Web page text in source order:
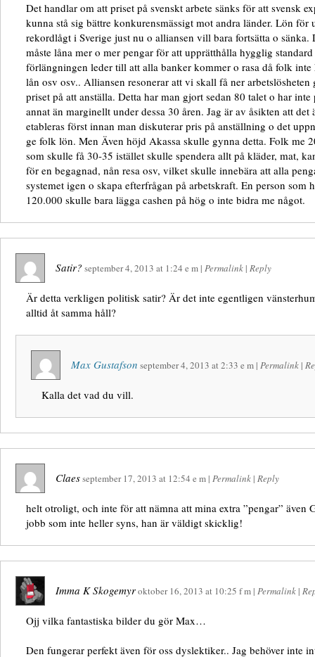
Det handlar om att priset på svenskt arbete sänks för att svensk
kunna stå sig bättre konkurensmässigt mot andra länder. Lön för
rekordlågt i Sverige just nu o alliansen vill bara fortsätta o
måste låna mer o mer pengar för att upprätthålla hygglig
förlängningen leder till att alla banker kommer o rasa då folk inte
lån osv osv.. Alliansen resonerar att vi skall få ner arbetslösheten
priset på att anställa. Detta har man gjort sedan 80 talet o har inte
annat än marginellt under dessa 30 åren. Jag är av åsikten att
etableras först innan man diskuterar pris på anställning o det
ge folk lön. Men Även höjd Akassa skulle gynna detta. Folk me
som skulle få 30-35 istället skulle spendera allt på kläder, mat,
för en begagnad, nån resa osv, vilket skulle innebära att alla
systemet igen o skapa efterfrågan på arbetskraft. En person som
120.000 skulle bara lägga cashen på hög o inte bidra me något.
Satir? september 4, 2013 at 1:24 e m | Permalink | Reply
Är detta verkligen politisk satir? Är det inte egentligen
alltid åt samma håll?
Max Gustafson september 4, 2013 at2:33 e m | Permalink |
Kalla det vad du vill.
Claesseptember 17, 2013 at 12:54 e m | Permalink | Reply
helt otroligt, och inte för att nämna att mina extra ”pengar” även
jobb som inte heller syns, han är väldigt skicklig!
Imma K Skogemyroktober 16, 2013 at 10:25 f m | Permalink |
Ojj vilka fantastiska bilder du gör Max…
Den fungerar perfekt även för oss dyslektiker.. Jag behöver inte